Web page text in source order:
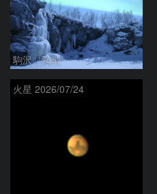
駒沢 満晴
火星 2026/07/24